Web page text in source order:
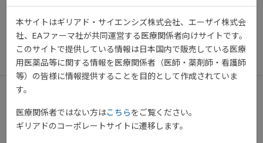
のお知らせ（11月20日 21:00～
23:00予定）
2024年11月20日 その他
下記日程にてメンテナンス作業を予定しております。
本サイトはギリアド・サイエンシズ株式会社、エーザイ株式会
社、EAファーマ社が共同運営する医療関係者向けサイトです。
このサイトで提供している情報は日本国内で販売している医療
用医薬品等に関する情報を医療関係者（医師・薬剤師・看護師
等）の皆様に情報提供することを目的として作成されていま
す。
医療関係者ではない方はこちらをご覧ください。
ギリアドのコーポレートサイトに遷移します。